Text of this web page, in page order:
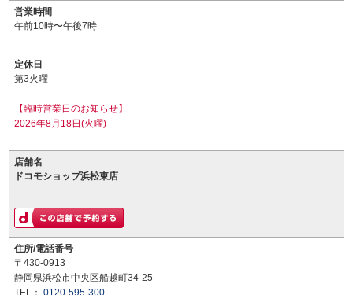
営業時間
午前10時〜午後7時
定休日
第3火曜
【臨時営業日のお知らせ】
2026年8月18日(火曜)
店舗名
ドコモショップ浜松東店
住所/電話番号
〒430-0913
静岡県浜松市中央区船越町34-25
TEL： 0120-595-300